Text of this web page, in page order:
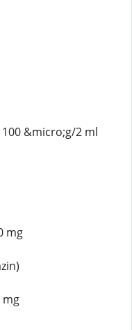
&micro;g/2 ml
mg
mg